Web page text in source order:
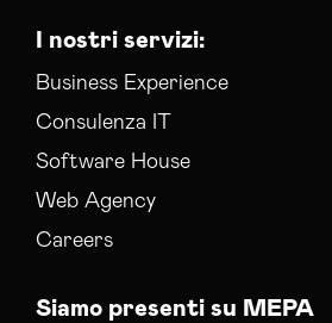
I nostri servizi:
Business Experience
Consulenza IT
Software House
Web Agency
Careers
Siamo presenti su MEPA